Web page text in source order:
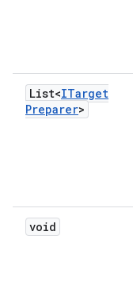
List<ITarget
Preparer>
void